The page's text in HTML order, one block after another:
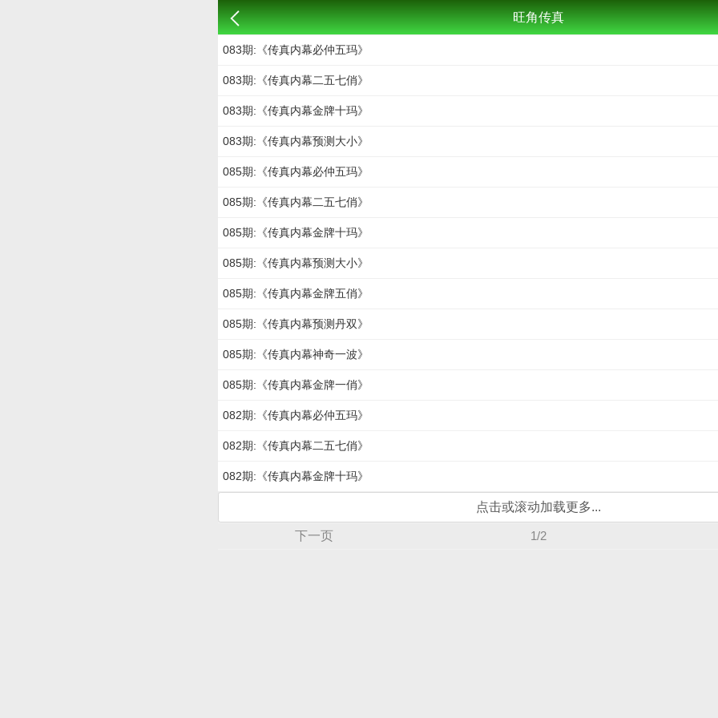
旺角传真
083期:《传真内幕必仲五玛》
083期:《传真内幕二五七俏》
083期:《传真内幕金牌十玛》
083期:《传真内幕预测大小》
085期:《传真内幕必仲五玛》
085期:《传真内幕二五七俏》
085期:《传真内幕金牌十玛》
085期:《传真内幕预测大小》
085期:《传真内幕金牌五俏》
085期:《传真内幕预测丹双》
085期:《传真内幕神奇一波》
085期:《传真内幕金牌一俏》
082期:《传真内幕必仲五玛》
082期:《传真内幕二五七俏》
082期:《传真内幕金牌十玛》
点击或滚动加载更多...
下一页 1/2